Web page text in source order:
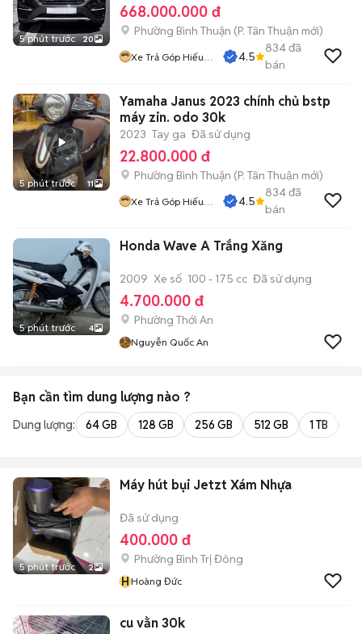
5 phút trước 20
668.000.000 đ
Phường Bình Thuận (P. Tân Thuận mới)
Xe Trả Góp Hiếu
4.5
834đã
bán
5 phút trước 11
Yamaha Janus 2023 chính chủ bstp
máy zin. odo 30k
2023 Tay ga Đã sử dụng
22.800.000 đ
Phường Bình Thuận (P. Tân Thuận mới)
Xe Trả Góp Hiếu
4.5
834đã
bán
5 phút trước 4
Honda Wave A Trắng Xăng
2009 Xe số 100 - 175 cc Đã sử dụng
4.700.000 đ
Phường Thới An
Nguyễn Quốc An
Bạn cần tìm dung lượng nào ?
Dung lượng: 64 GB 128 GB 256 GB 512 GB 1 TB
5 phút trước 2
Máy hút bụi Jetzt Xám Nhựa
Đã sử dụng
400.000 đ
Phường Bình Trị Đông
HHoàng Đức
cu vằn 30k